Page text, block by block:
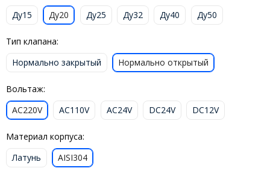
Ду15
Ду20 Ду25 Ду32 Ду40 Ду50
Тип клапана:
Нормально закрытый
Нормально открытый
Вольтаж:
AC220V
AC110V AC24V DC24V DC12V
Материал корпуса:
Латунь
AISI304